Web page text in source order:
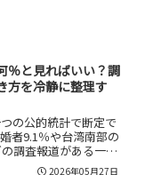
％と見ればいい？調
方を冷静に整理す
の公的統計で断定で
者9.1％や台湾南部の
調査報道がある一
注意が必要です。法律
2026年05月27日